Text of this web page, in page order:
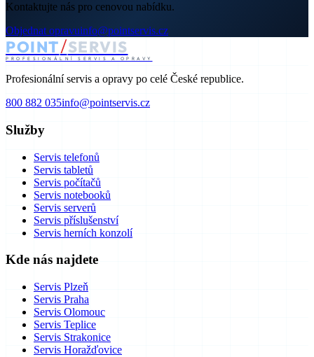
Kontaktujte nás pro cenovou nabídku.
Objednat opravuinfo@pointservis.cz
POINT/SERVIS
PROFESIONÁLNÍ SERVIS A OPRAVY
Profesionální servis a opravy po celé České republice.
800 882 035info@pointservis.cz
Služby
Servis telefonů
Servis tabletů
Servis počítačů
Servis notebooků
Servis serverů
Servis příslušenství
Servis herních konzolí
Kde nás najdete
Servis Plzeň
Servis Praha
Servis Olomouc
Servis Teplice
Servis Strakonice
Servis Horažďovice